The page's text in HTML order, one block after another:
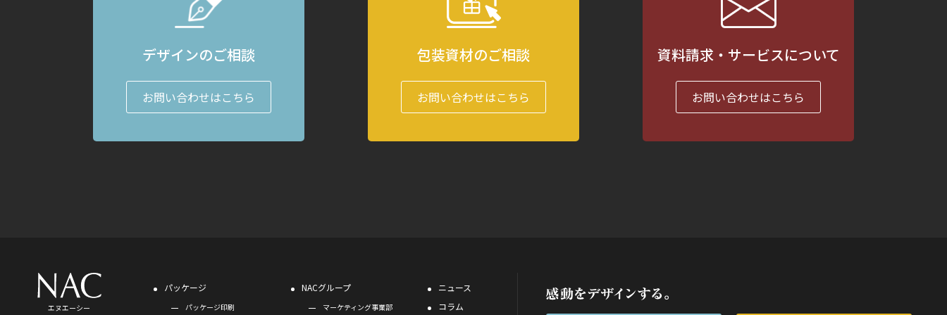
デザインのご相談
お問い合わせはこちら
包装資材のご相談
お問い合わせはこちら
資料請求・サービスについて
お問い合わせはこちら
エヌエーシー
パッケージ
パッケージ印刷
NACグループ
マーケティング事業部
ニュース
コラム